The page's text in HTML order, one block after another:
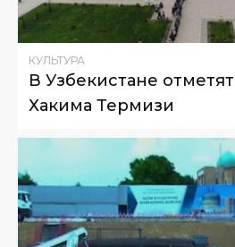
КУЛЬТУРА
В Узбекистане
Хакима Термизи